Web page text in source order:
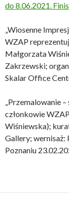
do 8.06.2021.
„Wiosenne
WZAP
Małgorzata
Zakrzewski;
Skalar Office
„Przemalowanie
członkowie
Wiśniewska);
Gallery; wernisaż:
Poznaniu